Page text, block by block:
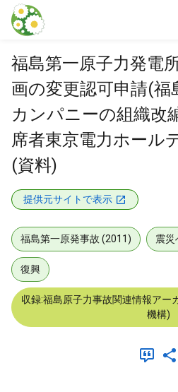
本文に飛ぶ
福島第一原子力発電
画の変更認可申請(福
カンパニーの組織改
席者東京電力ホール
(資料)
提供元サイトで表示
福島第一原発事故 (2011) 震災
復興
収録:福島原子力事故関連情報アー
機構)